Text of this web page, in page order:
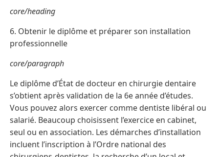
core/heading
6. Obtenir le diplôme et préparer son installation
professionnelle
core/paragraph
Le diplôme d’État de docteur en chirurgie dentaire
s’obtient après validation de la 6e année d’études.
Vous pouvez alors exercer comme dentiste libéral ou
salarié. Beaucoup choisissent l’exercice en cabinet,
seul ou en association. Les démarches d’installation
incluent l’inscription à l’Ordre national des